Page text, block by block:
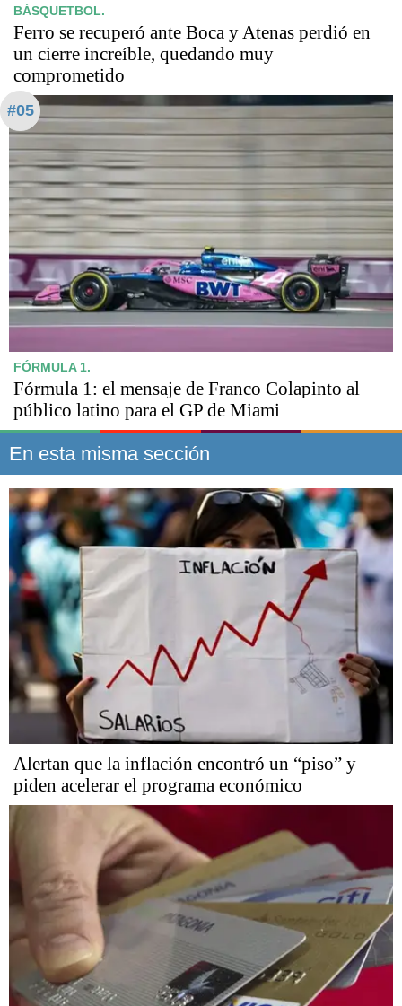
BÁSQUETBOL.
Ferro se recuperó ante Boca y Atenas perdió en
un cierre increíble, quedando muy
comprometido
#05
FÓRMULA 1.
Fórmula 1: el mensaje de Franco Colapinto al
público latino para el GP de Miami
En esta misma sección
Alertan que la inflación encontró un “piso” y
piden acelerar el programa económico